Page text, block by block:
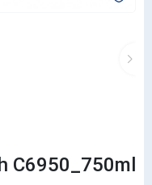
C6950_750ml